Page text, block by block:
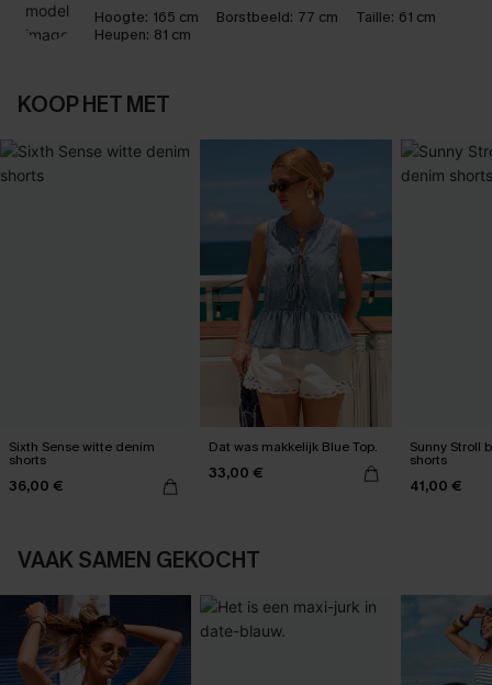
Hoogte: 165 cm Borstbeeld: 77 cm Taille: 61 cm
Heupen: 81 cm
KOOP HET MET
Sixth Sense witte denim
shorts
36,00 €
Dat was makkelijk Blue Top.
33,00 €
Sunny Stroll
shorts
41,00 €
VAAK SAMEN GEKOCHT